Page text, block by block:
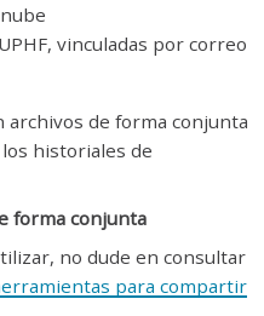
vinculadas por correo
de forma conjunta
los historiales de
forma conjunta
no dude en consultar
para compartir